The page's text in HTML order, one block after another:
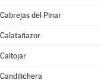
Cabrejas del Pinar
Calatañazor
Caltojar
Candilichera